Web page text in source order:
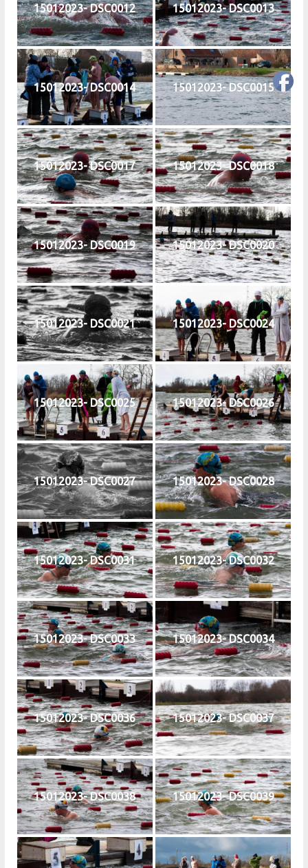
15012023- DSC0012 15012023- DSC0013
15012023- DSC0014 15012023- DSC0015
15012023- DSC0017 15012023- DSC0018
15012023- DSC0019 15012023- DSC0020
15012023- DSC0021 15012023- DSC0024
15012023- DSC0025 15012023- DSC0026
15012023- DSC0027 15012023- DSC0028
15012023- DSC0031 15012023- DSC0032
15012023- DSC0033 15012023- DSC0034
15012023- DSC0036 15012023- DSC0037
15012023- DSC0038 15012023- DSC0039